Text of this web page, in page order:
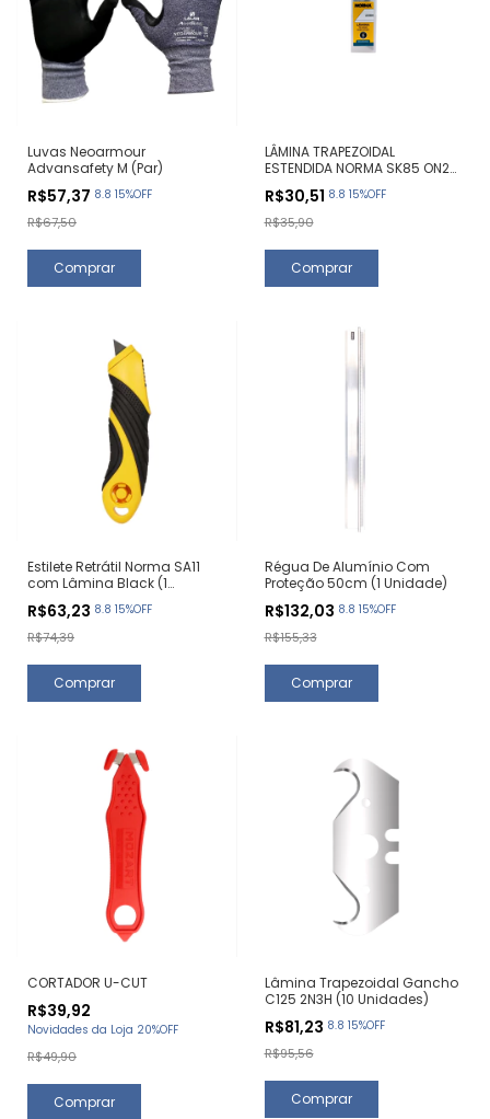
Luvas Neoarmour
Advansafety M (Par)
R$57,37 8.8 15%OFF
R$67,50
LÂMINA TRAPEZOIDAL
ESTENDIDA NORMA SK85 ON2H
R$30,51 8.8 15%OFF
R$35,90
Estilete Retrátil Norma SA11
com Lâmina Black (1
R$63,23 8.8 15%OFF
R$74,39
Régua De Alumínio Com
Proteção 50cm (1 Unidade)
R$132,03 8.8 15%OFF
R$155,33
CORTADOR U-CUT
R$39,92
Novidades da Loja 20%OFF
R$49,90
Lâmina Trapezoidal Gancho
C125 2N3H (10 Unidades)
R$81,23 8.8 15%OFF
R$95,56